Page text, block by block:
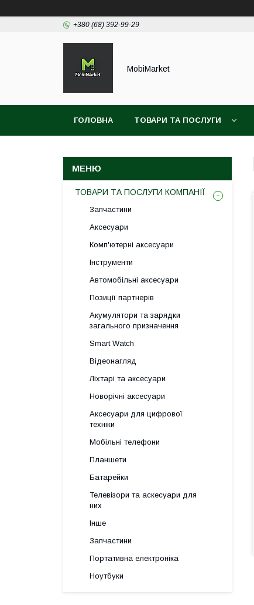
+380 (68) 392-99-29
MobiMarket
ГОЛОВНА ТОВАРИ ТА ПОСЛУГИ
ТОВАРИ ТА ПОСЛУГИ КОМПАНІЇ
Запчастини
Аксесуари
Комп'ютерні аксесуари
Інструменти
Автомобільні аксесуари
Позиції партнерів
Акумулятори та зарядки
загального призначення
Smart Watch
Відеонагляд
Ліхтарі та аксесуари
Новорічні аксесуари
Аксесуари для цифрової
техніки
Мобільні телефони
Планшети
Батарейки
Телевізори та аскесуари для
них
Інше
Запчастини
Портативна електроніка
Ноутбуки